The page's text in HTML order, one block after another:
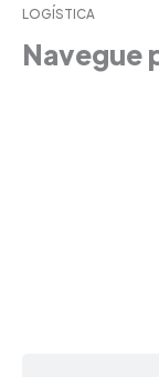
LOGÍSTICA
Navegue